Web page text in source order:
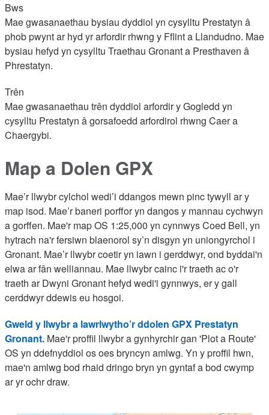
Bws
Mae gwasanaethau bysiau dyddiol yn cysylltu Prestatyn â
phob pwynt ar hyd yr arfordir rhwng y Fflint a Llandudno. Mae
bysiau hefyd yn cysylltu Traethau Gronant a Presthaven â
Phrestatyn.
Trên
Mae gwasanaethau trên dyddiol arfordir y Gogledd yn
cysylltu Prestatyn â gorsafoedd arfordirol rhwng Caer a
Chaergybi.
Map a Dolen GPX
Mae’r llwybr cylchol wedi’i ddangos mewn pinc tywyll ar y
map isod. Mae’r baneri porffor yn dangos y mannau cychwyn
a gorffen. Mae'r map OS 1:25,000 yn cynnwys Coed Bell, yn
hytrach na'r fersiwn blaenorol sy’n disgyn yn uniongyrchol i
Gronant. Mae’r llwybr coetir yn iawn i gerddwyr, ond byddai'n
elwa ar fân welliannau. Mae llwybr cainc i'r traeth ac o'r
traeth ar Dwyni Gronant hefyd wedi'i gynnwys, er y gall
cerddwyr ddewis eu hosgoi.
Gweld y llwybr a lawrlwytho’r ddolen GPX Prestatyn
Gronant. Mae'r proffil llwybr a gynhyrchir gan 'Plot a Route'
OS yn ddefnyddiol os oes bryncyn amlwg. Yn y proffil hwn,
mae'n amlwg bod rhaid dringo bryn yn gyntaf a bod cwymp
ar yr ochr draw.